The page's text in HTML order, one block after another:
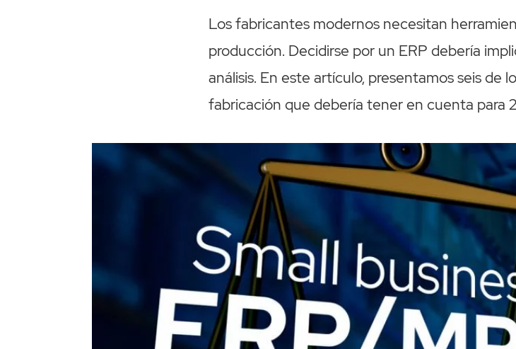
Los fabricantes modernos necesitan
producción. Decidirse por un ERP debería
análisis. En este artículo, presentamos seis de
fabricación que debería tener en cuenta para